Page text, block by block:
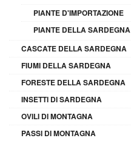
PIANTE D'IMPORTAZIONE
PIANTE DELLA SARDEGNA
CASCATE DELLA SARDEGNA
FIUMI DELLA SARDEGNA
FORESTE DELLA SARDEGNA
INSETTI DI SARDEGNA
OVILI DI MONTAGNA
PASSI DI MONTAGNA